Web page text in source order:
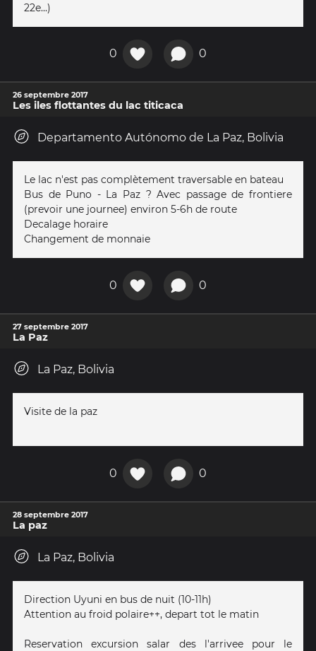
22e...)
0 0
26 septembre 2017
Les iles flottantes du lac titicaca
Departamento Autónomo de La Paz, Bolivia
Le lac n'est pas complètement traversable en bateau
Bus de Puno - La Paz ? Avec passage de frontiere
(prevoir une journee) environ 5-6h de route
Decalage horaire
Changement de monnaie
0 0
27 septembre 2017
La Paz
La Paz, Bolivia
Visite de la paz
0 0
28 septembre 2017
La paz
La Paz, Bolivia
Direction Uyuni en bus de nuit (10-11h)
Attention au froid polaire++, depart tot le matin
Reservation excursion salar des l'arrivee pour le